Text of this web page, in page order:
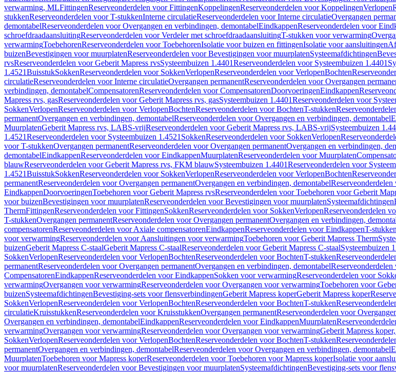
verwarming, MLFittingenReserveonderdelen voor FittingenKoppelingenReserveonderdelen voor KoppelingenVerlopen
stukkenReserveonderdelen voor T-stukkenInterne circulatieReserveonderdelen voor Interne circulatieOvergangen
demontabelReserveonderdelen voor Overgangen en verbindingen, demontabelEindkappenReserveonderdelen voor
schroefdraadaansluitingReserveonderdelen voor Verdeler met schroefdraadaansluitingT-stukken voor verwarming
verwarmingToebehorenReserveonderdelen voor ToebehorenIsolatie voor buizen en fittingenIsolatie voor aansluitingen
buizenBevestigingen voor muurplatenReserveonderdelen voor Bevestigingen voor muurplatenSysteemafdichtingen
rvsReserveonderdelen voor Geberit Mapress rvsSysteembuizen 1.4401Reserveonderdelen voor Systeembuizen 1.4401
1.4521BuisstukSokkenReserveonderdelen voor SokkenVerlopenReserveonderdelen voor VerlopenBochten
circulatieReserveonderdelen voor Interne circulatieOvergangen permanentReserveonderdelen voor Overgangen
verbindingen, demontabelCompensatorenReserveonderdelen voor CompensatorenDoorvoeringenEindkappen
Mapress rvs, gasReserveonderdelen voor Geberit Mapress rvs, gasSysteembuizen 1.4401Reserveonderdelen voor
SokkenVerlopenReserveonderdelen voor VerlopenBochtenReserveonderdelen voor BochtenT-stukken
permanentOvergangen en verbindingen, demontabelReserveonderdelen voor Overgangen en verbindingen, demontabel
MuurplatenGeberit Mapress rvs, LABS-vrijReserveonderdelen voor Geberit Mapress rvs, LABS-vrijSysteembuizen
1.4521Reserveonderdelen voor Systeembuizen 1.4521 SokkenReserveonderdelen voor SokkenVerlopen
voor T-stukkenOvergangen permanentReserveonderdelen voor Overgangen permanentOvergangen en verbindingen,
demontabelEindkappenReserveonderdelen voor EindkappenMuurplatenReserveonderdelen voor Muurplaten
blauwReserveonderdelen voor Geberit Mapress rvs, FKM blauwSysteembuizen 1.4401Reserveonderdelen voor
1.4521BuisstukSokkenReserveonderdelen voor SokkenVerlopenReserveonderdelen voor VerlopenBochten
permanentReserveonderdelen voor Overgangen permanentOvergangen en verbindingen, demontabel
EindkappenDoorvoeringenToebehoren voor Geberit Mapress rvsReserveonderdelen voor Toebehoren voor Geberit
voor buizenBevestigingen voor muurplatenReserveonderdelen voor Bevestigingen voor muurplatenSysteemafdichtingen
ThermFittingenReserveonderdelen voor FittingenSokkenReserveonderdelen voor SokkenVerlopenReserveonderdelen
T-stukkenOvergangen permanentReserveonderdelen voor Overgangen permanentOvergangen en verbindingen,
compensatorenReserveonderdelen voor Axiale compensatorenEindkappenReserveonderdelen voor EindkappenT-
voor verwarmingReserveonderdelen voor Aansluitingen voor verwarmingToebehoren voor Geberit Mapress Therm
buizenGeberit Mapress C-staalGeberit Mapress C-staalReserveonderdelen voor Geberit Mapress C-staalSysteembuizen
SokkenVerlopenReserveonderdelen voor VerlopenBochtenReserveonderdelen voor BochtenT-stukken
permanentReserveonderdelen voor Overgangen permanentOvergangen en verbindingen, demontabel
CompensatorenEindkappenReserveonderdelen voor EindkappenSokken voor verwarmingReserveonderdelen voor
verwarmingOvergangen voor verwarmingReserveonderdelen voor Overgangen voor verwarmingToebehoren voor
buizenSysteemafdichtingenBevestiging-sets voor flensverbindingenGeberit Mapress koperGeberit Mapress koper
SokkenVerlopenReserveonderdelen voor VerlopenBochtenReserveonderdelen voor BochtenT-stukken
circulatieKruisstukkenReserveonderdelen voor KruisstukkenOvergangen permanentReserveonderdelen voor
Overgangen en verbindingen, demontabelEindkappenReserveonderdelen voor EindkappenMuurplaten
verwarmingOvergangen voor verwarmingReserveonderdelen voor Overgangen voor verwarmingGeberit Mapress
SokkenVerlopenReserveonderdelen voor VerlopenBochtenReserveonderdelen voor BochtenT-stukken
permanentOvergangen en verbindingen, demontabelReserveonderdelen voor Overgangen en verbindingen, demontabel
MuurplatenToebehoren voor Mapress koperReserveonderdelen voor Toebehoren voor Mapress koperIsolatie voor
voor muurplatenReserveonderdelen voor Bevestigingen voor muurplatenSysteemafdichtingenBevestiging-sets voor